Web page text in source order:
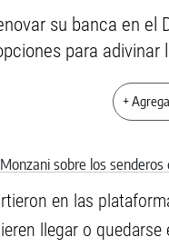
su banca en el
para
+
en las
llegar o